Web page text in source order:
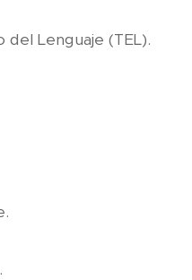
del Lenguaje (TEL).